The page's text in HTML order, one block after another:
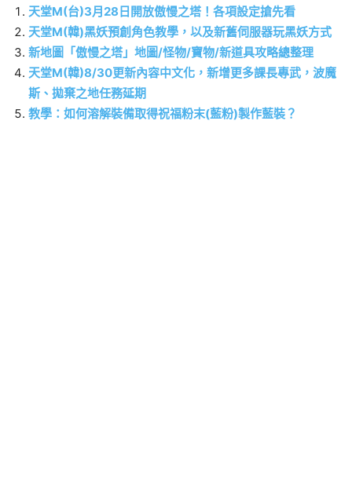
天堂M(台)3月28日開放傲慢之塔！各項設定搶先看
天堂M(韓)黑妖預創角色教學，以及新舊伺服器玩黑妖方式
新地圖「傲慢之塔」地圖/怪物/寶物/新道具攻略總整理
天堂M(韓)8/30更新內容中文化，新增更多課長專武，波魔
斯、拋棄之地任務延期
教學：如何溶解裝備取得祝福粉末(藍粉)製作藍裝？